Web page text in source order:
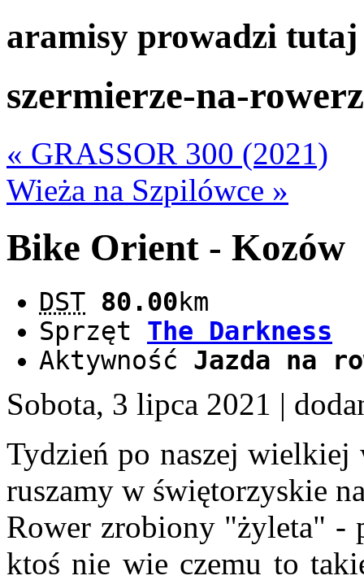
aramisy prowadzi
szermierze-na-
« GRASSOR 300 (2021)
Wieża na Szpilówce »
Bike Orient - Kozów
DST 80.00km
Sprzęt The Darkness
Aktywność Jazda na
Sobota, 3 lipca 2021 |
Tydzień po naszej
ruszamy w świętorzyskie
Rower zrobiony "żyleta" -
ktoś nie wie czemu to